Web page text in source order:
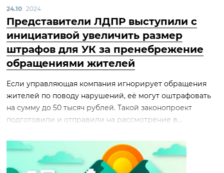
24.10 2024
Представители ЛДПР выступили с
инициативой увеличить размер
штрафов для УК за пренебрежение
обращениями жителей
Если управляющая компания игнорирует обращения
жителей по поводу нарушений, её могут оштрафовать
на сумму до 50 тысяч рублей. Такой законопроект
подготовили и отправили на рассмотрение в...